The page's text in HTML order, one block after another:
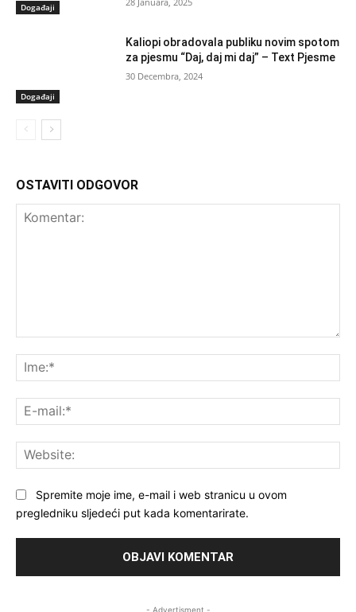
Događaji
Događaji
Kaliopi obradovala publiku novim spotom
za pjesmu “Daj, daj mi daj” – Text Pjesme
30 Decembra, 2024
OSTAVITI ODGOVOR
Spremite moje ime, e-mail i web stranicu u ovom
pregledniku sljedeći put kada komentarirate.
- Advertisment -